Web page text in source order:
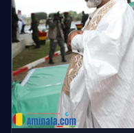
Labé: un
rivière quelques
son ami
un adolescent de 17